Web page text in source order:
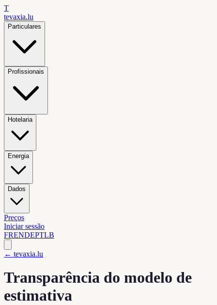
T
tevaxia.lu
Particulares
Profissionais
Hotelaria
Energia
Dados
Preços
Iniciar sessão
FRENDEPTLB
← tevaxia.lu
Transparência do modelo de
estimativa